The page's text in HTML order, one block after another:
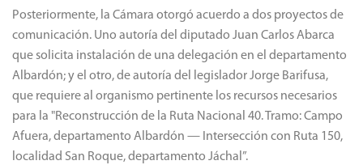
Posteriormente, la Cámara otorgó acuerdo a dos proyectos de
comunicación. Uno autoría del diputado Juan Carlos Abarca
que solicita instalación de una delegación en el departamento
Albardón; y el otro, de autoría del legislador Jorge Barifusa,
que requiere al organismo pertinente los recursos necesarios
para la "Reconstrucción de la Ruta Nacional 40. Tramo: Campo
Afuera, departamento Albardón — Intersección con Ruta 150,
localidad San Roque, departamento Jáchal”.